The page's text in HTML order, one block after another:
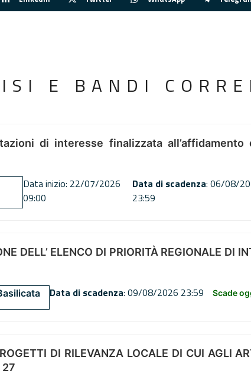
E BANDI
di interesse finalizzata
Data inizio: 22/07/2026
09:00
Data di scadenza: 06/08/
23:59
DELL’ ELENCO DI PRIORITÀ REGIONALE DI
Data di scadenza: 09/08/2026 23:59 Scade
DI RILEVANZA LOCALE DI CUI AGLI
27